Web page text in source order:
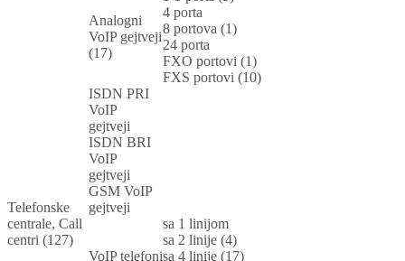
Telefonske
centrale, Call
centri (127)
Analogni
VoIP gejtveji
(17)
4 porta
8 portova (1)
24 porta
FXO portovi (1)
FXS portovi (10)
ISDN PRI
VoIP
gejtveji
ISDN BRI
VoIP
gejtveji
GSM VoIP
gejtveji
VoIP telefoni
sa 1 linijom
sa 2 linije (4)
sa 4 linije (17)